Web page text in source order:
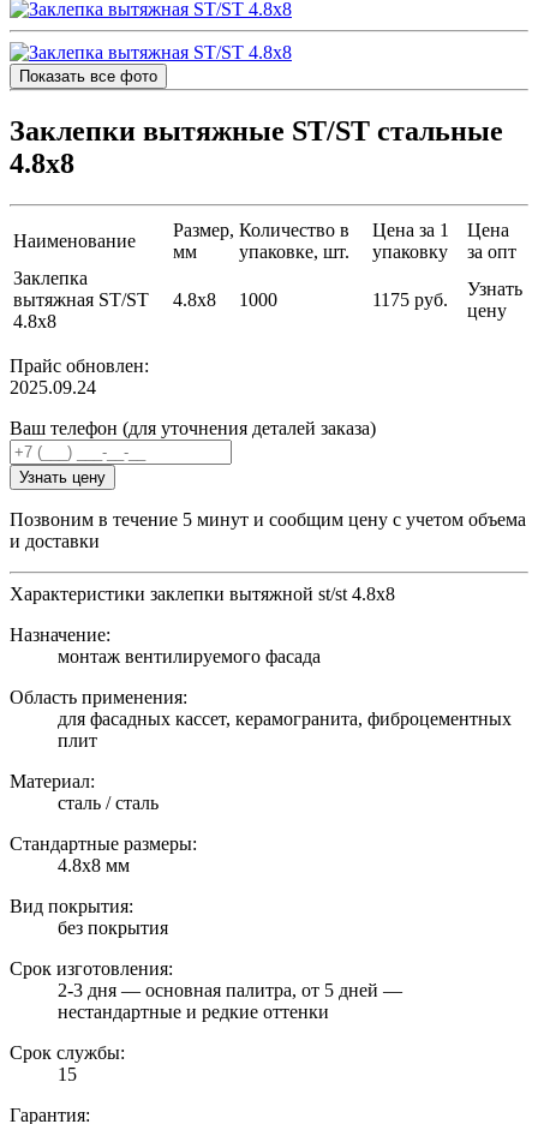
Показать все фото
Заклепки вытяжные ST/ST стальные
4.8х8
Наименование
Размер,
мм
Количество в
упаковке, шт.
Цена за 1
упаковку
Цена
за опт
Заклепка
вытяжная ST/ST
4.8х8
4.8х8 1000 1175 руб.
Узнать
цену
Прайс обновлен:
2025.09.24
Ваш телефон (для уточнения деталей заказа)
Узнать цену
Позвоним в течение 5 минут и сообщим цену с учетом объема
и доставки
Характеристики заклепки вытяжной st/st 4.8х8
Назначение:
монтаж вентилируемого фасада
Область применения:
для фасадных кассет, керамогранита, фиброцементных
плит
Материал:
сталь / сталь
Стандартные размеры:
4.8х8 мм
Вид покрытия:
без покрытия
Срок изготовления:
2-3 дня — основная палитра, от 5 дней —
нестандартные и редкие оттенки
Срок службы:
15
Гарантия: